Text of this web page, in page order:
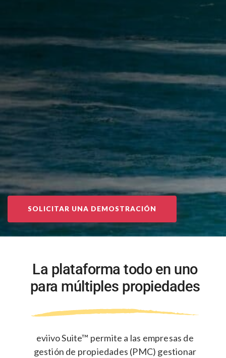
SOLICITAR UNA DEMOSTRACIÓN
La plataforma todo en uno
para múltiples propiedades
eviivo Suite™ permite a las empresas de
gestión de propiedades (PMC) gestionar